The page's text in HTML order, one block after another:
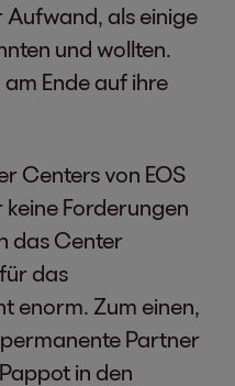
Aufwand, als einige
und wollten.
Ende auf ihre
Centers von EOS
Forderungen
das Center
das
enorm. Zum einen,
Partner
in den